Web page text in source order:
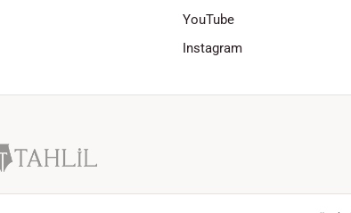
YouTube
Instagram